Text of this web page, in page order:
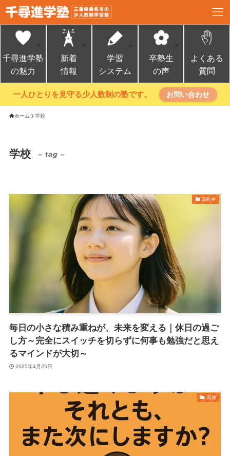
千尋進学塾
の魅力
新着
情報
学習
システム
卒塾生
の声
よくある
質問
一人ひとりを見守る少人数制の塾です。 お問い合わせ
ホーム 学校
学校 – tag –
高校生
毎日の小さな積み重ねが、未来を変える｜休日の過ご
し方～完全にスイッチを切らずに何事も勉強だと思え
るマインドが大切～
2025年4月25日
英検